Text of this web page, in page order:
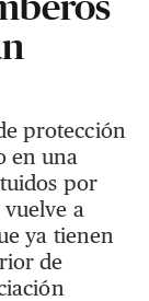
protección
en una
por
a
ya tienen
de